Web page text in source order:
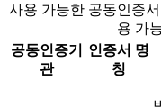
사용 가능한 공동인증
용 가
공동인증기
관
인증서 명
칭